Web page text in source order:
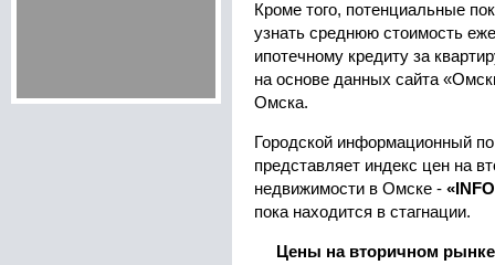
Кроме того, потенциальные
узнать среднюю стоимость
ипотечному кредиту за
на основе данных сайта
Омска.
Городской информационный
представляет индекс цен на
недвижимости в Омске -
пока находится в стагнации.
Цены на вторичном